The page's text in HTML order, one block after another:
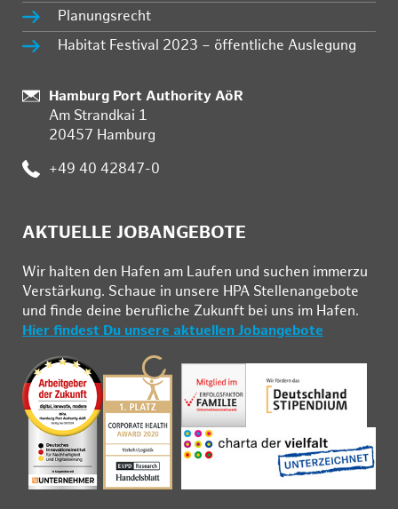
Planungsrecht
Habitat Festival 2023 – öffentliche Auslegung
Standort:
Hamburg Port Authority AöR
Am Strandkai 1
20457 Hamburg
Telefon:
+49 40 42847-0
AKTUELLE JOBANGEBOTE
Wir hal­ten den Ha­fen am Lau­fen und su­chen im­mer­zu
Ver­stär­kung. Schau­e in un­se­re HPA Stel­len­an­ge­bo­te
und fin­de deine be­ruf­li­che Zu­kunft bei uns im Ha­fen.
Hier findest Du unsere aktuellen Jobangebote